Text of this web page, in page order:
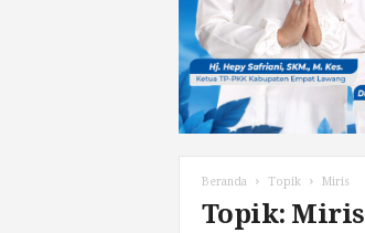
Beranda Topik Miris
Topik: Miris